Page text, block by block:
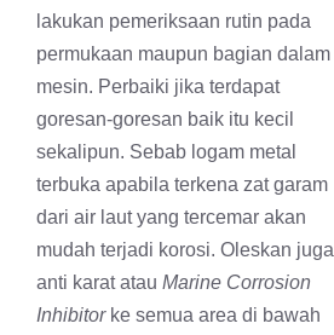
lakukan pemeriksaan rutin pada
permukaan maupun bagian dalam
mesin. Perbaiki jika terdapat
goresan-goresan baik itu kecil
sekalipun. Sebab logam metal
terbuka apabila terkena zat garam
dari air laut yang tercemar akan
mudah terjadi korosi. Oleskan juga
anti karat atau Marine Corrosion
Inhibitorke semua area di bawah